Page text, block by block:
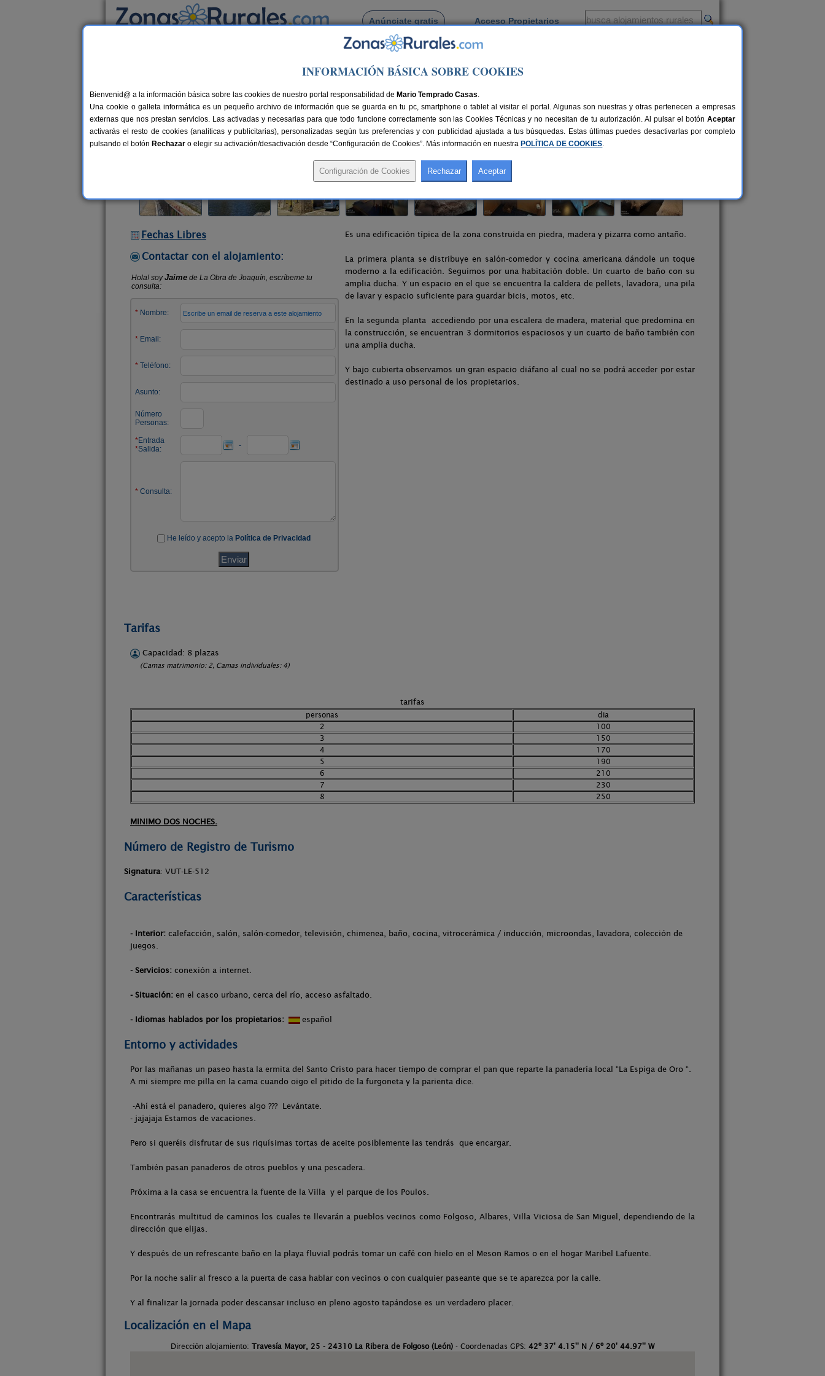
Anúnciate gratis Acceso Propietarios
Busca por pueblo
La Ribera de Folgoso> La Obra de Joaquín
La Obra de Joaquín
Vivienda turística en La Ribera de Folgoso (León)
Alquiler completo 8 plazas 91 km de León Compartir:
Fechas Libres
Contactar con el alojamiento:
Es una edificación típica de la zona construida en piedra, madera y pizarra como antaño.
La primera planta se distribuye en salón-comedor y cocina americana dándole un toque
moderno a la edificación. Seguimos por una habitación doble. Un cuarto de baño con su
amplia ducha. Y un espacio en el que se encuentra la caldera de pellets, lavadora, una pila
de lavar y espacio suficiente para guardar bicis, motos, etc.
En la segunda planta accediendo por una escalera de madera, material que predomina en
la construcción, se encuentran 3 dormitorios espaciosos y un cuarto de baño también con
una amplia ducha.
Y bajo cubierta observamos un gran espacio diáfano al cual no se podrá acceder por estar
destinado a uso personal de los propietarios.
Tarifas
Capacidad: 8 plazas
(Camas matrimonio: 2, Camas individuales: 4)
tarifas
personas
dia
2
100
3
150
4
170
5
190
6
210
7
230
8
250
MINIMO DOS NOCHES.
Número de Registro de Turismo
Signatura: VUT-LE-512
Características
- Interior: calefacción, salón, salón-comedor, televisión, chimenea, baño, cocina, vitrocerámica / inducción, microondas, lavadora, colección de
juegos.
- Servicios: conexión a internet.
- Situación: en el casco urbano, cerca del río, acceso asfaltado.
- Idiomas hablados por los propietarios: español
Entorno y actividades
Por las mañanas un paseo hasta la ermita del Santo Cristo para hacer tiempo de comprar el pan que reparte la panadería local “La Espiga de Oro “.
A mi siempre me pilla en la cama cuando oigo el pitido de la furgoneta y la parienta dice.
-Ahí está el panadero, quieres algo ??? Levántate.
- jajajaja Estamos de vacaciones.
Pero si queréis disfrutar de sus riquísimas tortas de aceite posiblemente las tendrás que encargar.
También pasan panaderos de otros pueblos y una pescadera.
Próxima a la casa se encuentra la fuente de la Villa y el parque de los Poulos.
Encontrarás multitud de caminos los cuales te llevarán a pueblos vecinos como Folgoso, Albares, Villa Viciosa de San Miguel, dependiendo de la
dirección que elijas.
Y después de un refrescante baño en la playa fluvial podrás tomar un café con hielo en el Meson Ramos o en el hogar Maribel Lafuente.
Por la noche salir al fresco a la puerta de casa hablar con vecinos o con cualquier paseante que se te aparezca por la calle.
Y al finalizar la jornada poder descansar incluso en pleno agosto tapándose es un verdadero placer.
Localización en el Mapa
Dirección alojamiento: Travesía Mayor, 25 - 24310 La Ribera de Folgoso (León) - Coordenadas GPS: 42º 37' 4.15'' N / 6º 20' 44.97'' W
INFORMACIÓN BÁSICA SOBRE COOKIES
Bienvenid@ a la información básica sobre las cookies de nuestro portal responsabilidad de Mario Temprado Casas.
Una cookie o galleta informática es un pequeño archivo de información que se guarda en tu pc, smartphone o tablet al visitar el portal. Algunas son nuestras y otras pertenecen a empresas
externas que nos prestan servicios. Las activadas y necesarias para que todo funcione correctamente son las Cookies Técnicas y no necesitan de tu autorización. Al pulsar el botón Aceptar
activarás el resto de cookies (analíticas y publicitarias), personalizadas según tus preferencias y con publicidad ajustada a tus búsquedas. Estas últimas puedes desactivarlas por completo
pulsando el botón Rechazar o elegir su activación/desactivación desde “Configuración de Cookies”. Más información en nuestra POLÍTICA DE COOKIES.